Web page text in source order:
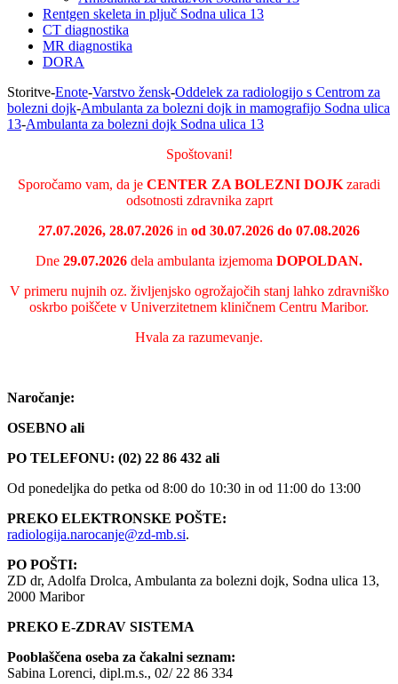
Rentgen skeleta in pljuč Sodna ulica 13
CT diagnostika
MR diagnostika
DORA
Storitve-Enote-Varstvo žensk-Oddelek za radiologijo s Centrom za
bolezni dojk-Ambulanta za bolezni dojk in mamografijo Sodna ulica
13-Ambulanta za bolezni dojk Sodna ulica 13
Spoštovani!
Sporočamo vam, da je CENTER ZA BOLEZNI DOJK zaradi
odsotnosti zdravnika zaprt
27.07.2026, 28.07.2026 in od 30.07.2026 do 07.08.2026
Dne 29.07.2026 dela ambulanta izjemoma DOPOLDAN.
V primeru nujnih oz. življenjsko ogrožajočih stanj lahko zdravniško
oskrbo poiščete v Univerzitetnem kliničnem Centru Maribor.
Hvala za razumevanje.
Naročanje:
OSEBNO ali
PO TELEFONU: (02) 22 86 432 ali
Od ponedeljka do petka od 8:00 do 10:30 in od 11:00 do 13:00
PREKO ELEKTRONSKE POŠTE:
radiologija.narocanje@zd-mb.si.
PO POŠTI:
ZD dr, Adolfa Drolca, Ambulanta za bolezni dojk, Sodna ulica 13,
2000 Maribor
PREKO E-ZDRAV SISTEMA
Pooblaščena oseba za čakalni seznam:
Sabina Lorenci, dipl.m.s., 02/ 22 86 334